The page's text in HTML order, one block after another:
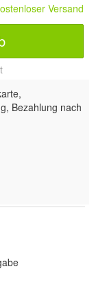
Versand
Bezahlung nach